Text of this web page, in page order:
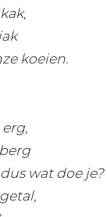
koeien.
wat doe je?